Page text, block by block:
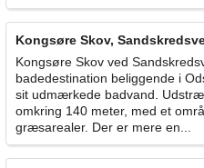
Kongsøre Skov,
Kongsøre Skov ved
badedestination beliggende i
sit udmærkede badvand.
omkring 140 meter, med et
græsarealer. Der er mere en...